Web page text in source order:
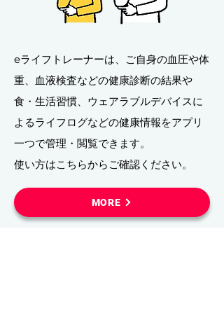
MORE
eライフトレーナーは、ご自身の血圧や体
重、血液検査などの健康診断の結果や
食・生活習慣、ウェアラブルデバイスに
よるライフログなどの健康情報をアプリ
一つで管理・閲覧できます。
​使い方はこちらからご確認ください。